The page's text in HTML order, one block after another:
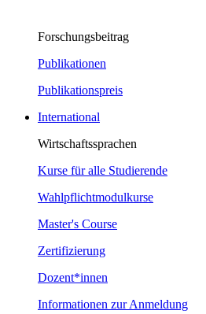
Forschungsbeitrag
Publikationen
Publikationspreis
International
Wirtschaftssprachen
Kurse für alle Studierende
Wahlpflichtmodulkurse
Master's Course
Zertifizierung
Dozent*innen
Informationen zur Anmeldung